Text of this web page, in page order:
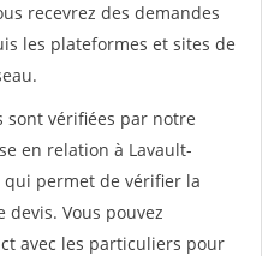
recevrez des demandes
les plateformes et sites de
sont vérifiées par notre
en relation à Lavault-
permet de vérifier la
Vous pouvez
avec les particuliers pour